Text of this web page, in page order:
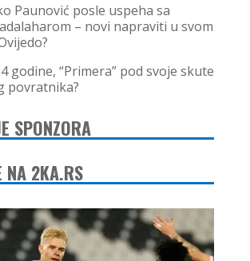
Paunović posle uspeha sa
– novi napraviti u svom
godine, “Primera” pod svoje skute
povratnika?
SPONZORA
NA 2KA.RS